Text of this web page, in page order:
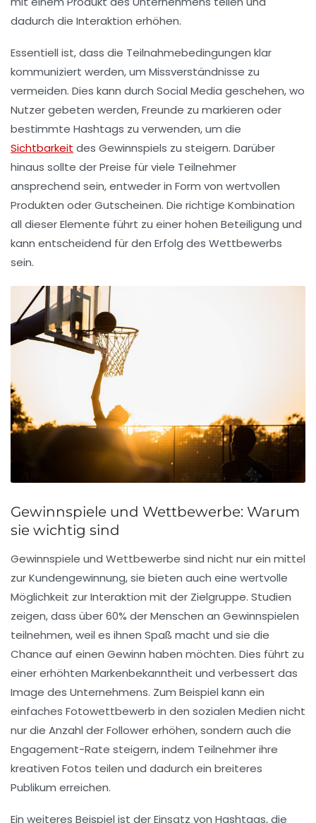
dadurch die Interaktion erhöhen.
Essentiell ist, dass die Teilnahmebedingungen klar
kommuniziert werden, um Missverständnisse zu
vermeiden. Dies kann durch Social Media geschehen, wo
Nutzer gebeten werden, Freunde zu markieren oder
bestimmte Hashtags zu verwenden, um die
Sichtbarkeit des Gewinnspiels zu steigern. Darüber
hinaus sollte derPreise für viele Teilnehmer
ansprechend sein, entweder in Form von wertvollen
Produkten oderGutscheinen. Die richtige Kombination
all dieser Elemente führt zu einer hohen Beteiligung und
kann entscheidend für den Erfolg des Wettbewerbs
sein.
Gewinnspiele und Wettbewerbe: Warum
sie wichtig sind
Gewinnspiele und Wettbewerbe sind nicht nur ein mittel
zur Kundengewinnung, sie bieten auch eine wertvolle
Möglichkeit zur Interaktion mit der Zielgruppe. Studien
zeigen, dass über 60% der Menschen an Gewinnspielen
teilnehmen, weil es ihnen Spaß macht und sie die
Chance auf einen Gewinn haben möchten. Dies führt zu
einererhöhten Markenbekanntheit und verbessert das
Image des Unternehmens. Zum Beispiel kann ein
einfaches Fotowettbewerb in den sozialen Medien nicht
nur die Anzahl der Followererhöhen, sondern auch die
Engagement-Rate steigern, indem Teilnehmer ihre
kreativen Fotos teilen und dadurch ein breiteres
Publikum erreichen.
Ein weiteres Beispiel ist der Einsatz von Hashtags, die